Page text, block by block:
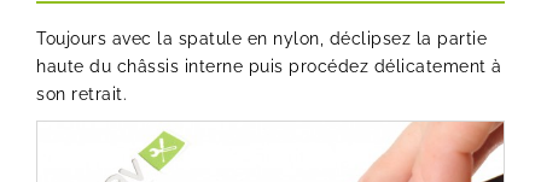
Toujours avec la spatule en nylon, déclipsez la partie
haute du châssis interne puis procédez délicatement à
son retrait.